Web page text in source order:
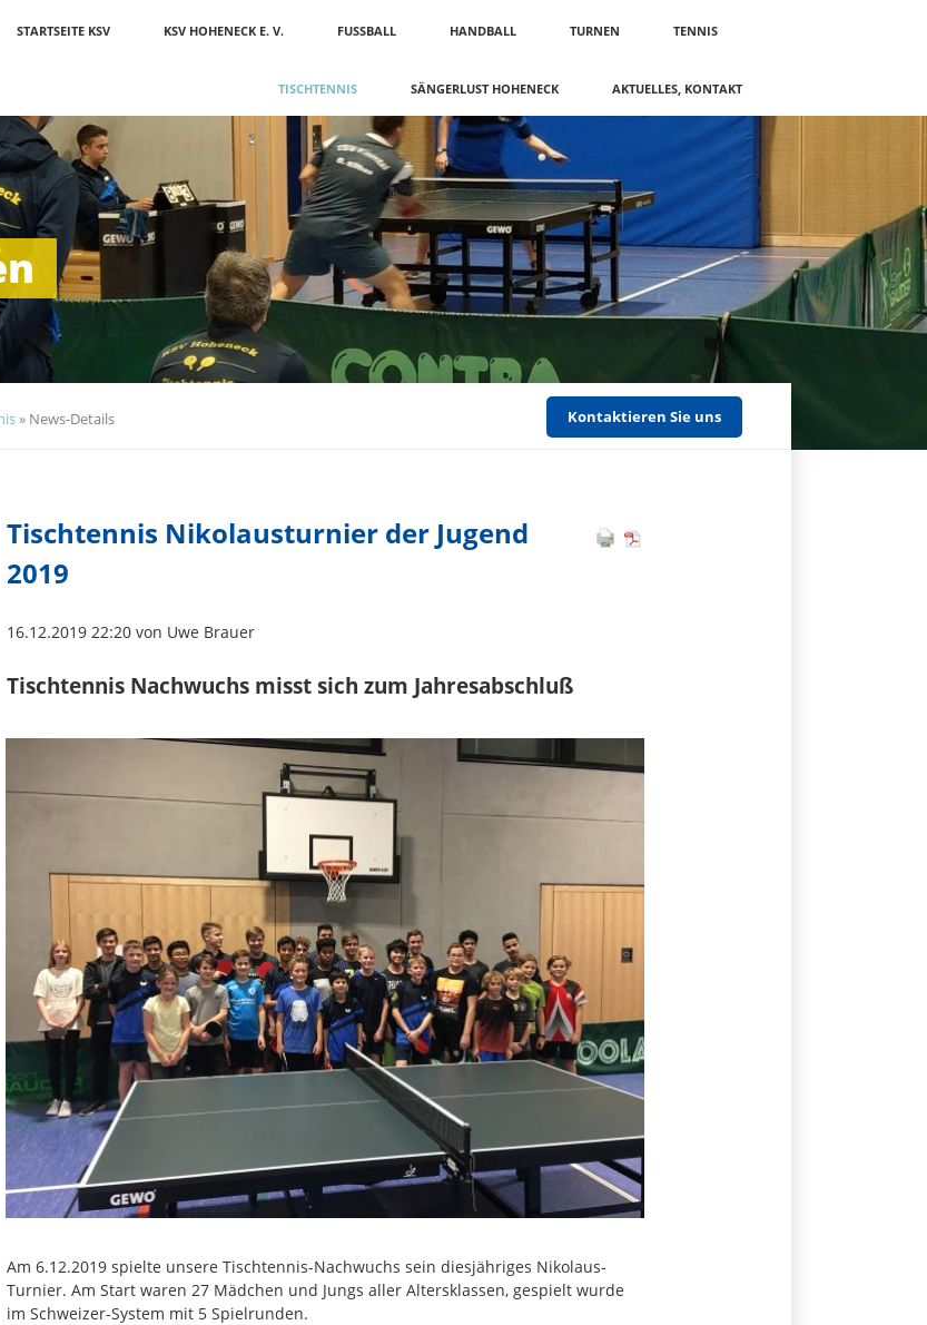
überspringen
STARTSEITE KSV KSV HOHENECK E. V. FUSSBALL HANDBALL TURNEN TENNIS
TISCHTENNIS SÄNGERLUST HOHENECK AKTUELLES, KONTAKT
» News-Details Kontaktieren Sie uns
Tischtennis Nikolausturnier der Jugend
2019
16.12.2019 22:20 von Uwe Brauer
Tischtennis Nachwuchs misst sich zum Jahresabschluß
Am 6.12.2019 spielte unsere Tischtennis-Nachwuchs sein diesjähriges Nikolaus-
Turnier. Am Start waren 27 Mädchen und Jungs aller Altersklassen, gespielt wurde
im Schweizer-System mit 5 Spielrunden.